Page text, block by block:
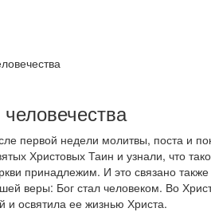
первой недели молитвы, поста и
Христовых Таин и узнали, что
принадлежим. И это связано
веры: Бог стал человеком. Во
и освятила ее жизнью Христа.